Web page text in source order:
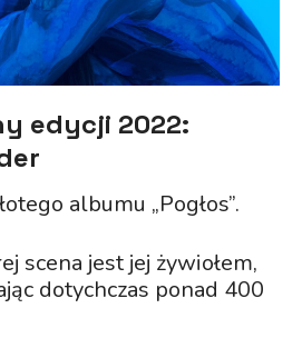
edycji 2022:
albumu „Pogłos”.
scena jest jej żywiołem,
dotychczas ponad 400